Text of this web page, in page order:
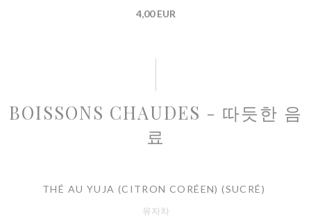
4,00 EUR
BOISSONS CHAUDES - 따듯한 음
료
THÉ AU YUJA (CITRON CORÉEN) (SUCRÉ)
유자차